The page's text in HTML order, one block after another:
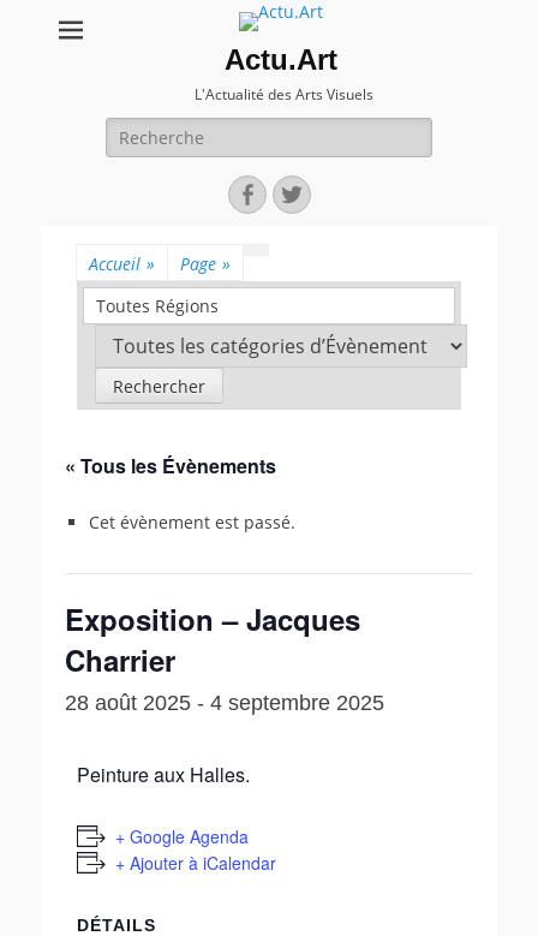
Actu.Art
L'Actualité des Arts Visuels
Recherche
pour:
Facebook
Twitter
Accueil » Page »
Toutes Régions
« Tous les Évènements
Cet évènement est passé.
Exposition – Jacques
Charrier
28 août 2025 - 4 septembre 2025
Peinture aux Halles.
+ Google Agenda
+ Ajouter à iCalendar
DÉTAILS